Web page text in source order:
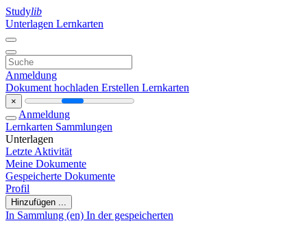
Studylib
Unterlagen Lernkarten
Anmeldung
Dokument hochladen Erstellen Lernkarten
×
Anmeldung
Lernkarten Sammlungen
Unterlagen
Letzte Aktivität
Meine Dokumente
Gespeicherte Dokumente
Profil
Hinzufügen ...
In Sammlung (en) In der gespeicherten